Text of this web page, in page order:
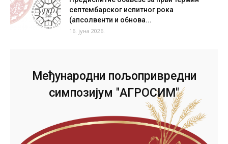
септембарског испитног рока
(апсолвенти и обнова...
16. јуна 2026.
Међународни пољопривредни
симпозијум "АГРОСИМ"